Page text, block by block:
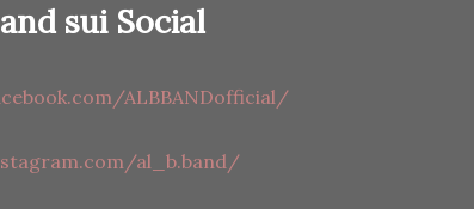
sui Social
ALBBANDofficial/
al_b.band/